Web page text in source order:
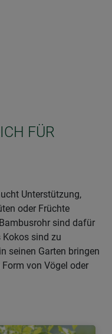
FÜR
Unterstützung,
oder Früchte
sind dafür
sind zu
seinen Garten bringen
von Vögel oder